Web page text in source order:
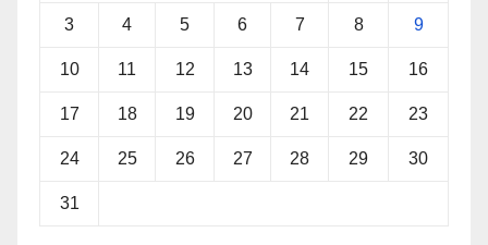
3 4 5 6 7 8 9
10 11 12 13 14 15 16
17 18 19 20 21 22 23
24 25 26 27 28 29 30
31